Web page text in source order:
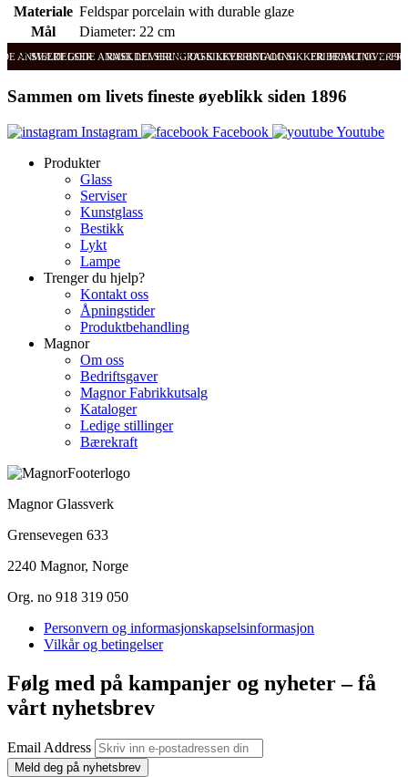
Materiale Feldspar porcelain with durable glaze
Mål
Diameter: 22 cm
ANMELDELSER RASK LEVERING OG SIKKER BETALING FRI FRAKT OVER
SVÆRT GODE ANMELDELSER RASK LEVERING OG SIKKER BETALING
Sammen om livets fineste øyeblikk siden 1896
Instagram Facebook
Youtube
Produkter
Glass
Serviser
Kunstglass
Bestikk
Lykt
Lampe
Trenger du hjelp?
Kontakt oss
Åpningstider
Produktbehandling
Magnor
Om oss
Bedriftsgaver
Magnor Fabrikkutsalg
Kataloger
Ledige stillinger
Bærekraft
Magnor Glassverk
Grensevegen 633
2240 Magnor, Norge
Org. no 918 319 050
Personvern og informasjonskapselsinformasjon
Vilkår og betingelser
Følg med på kampanjer og nyheter – få
vårt nyhetsbrev
Email Address
Meld deg på nyhetsbrev